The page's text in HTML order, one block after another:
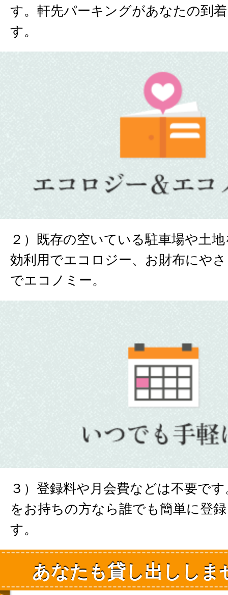
す。軒先パーキングがあなたの到
す。
２）既存の空いている駐車場や土
効利用でエコロジー、お財布にや
でエコノミー。
３）登録料や月会費などは不要で
をお持ちの方なら誰でも簡単に登
す。
あなたも貸し出ししま